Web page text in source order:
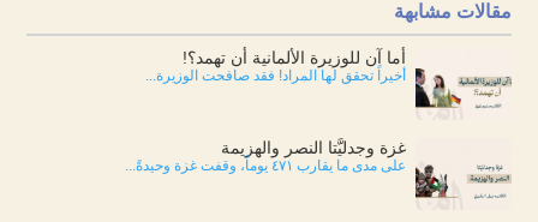
مقالات مشابهة
أما آن للوزيرة الألمانية أن تهمد؟!
أخيراً تحقق لها المراد! فقد صافحت الوزيرة...
غزة وجدليَّتا النصر والهزيمة
على مدى ما يقارب ٤٧١ يوماً، وقفت غزة وحيدةً...